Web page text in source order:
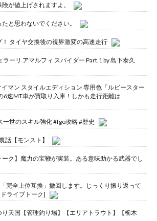
が値上げされますよ。
と思わないでください。
タイヤ交換後の視界激変の高速走行
ラーリ アマルフィ スパイダー Part.1 by 島下泰久
マン スタイルエディション 専用色「ルビースター
6速MT車が買取り入庫！しかも走行距離は
一世のスキル強化 #fgo攻略 #歴史
話【モンスト】
ーク】魔力の宝鞭が実装。ある意味助かる武器でし
「完全上位互換」撤回します。じっくり振り返って
ライブトーク]
天国【管理釣り場】【エリアトラウト】【栃木